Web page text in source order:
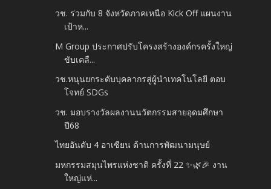
วช. ร่วมกับ 8 จังหวัดภาคเหนือ Kick Off แผนงาน
เป้าห...
M Group ประกาศปรับโครงสร้างองค์กรครั้งใหญ่
ขับเคลื...
วช.หนุนยกระดับบุคลากรสู่ผู้นำเทคโนโลยี ตอบ
โจทย์ SDGs
วช. มอบรางวัลผลงานนวัตกรรมสายอุดมศึกษา
ปี68
ไทยอันดับ 4 อาเซียน ด้านการพัฒนามนุษย์
มหกรรมสมุนไพรแห่งชาติ ครั้งที่ 22 ✨🌿🎉 งาน
ใหญ่แห่...